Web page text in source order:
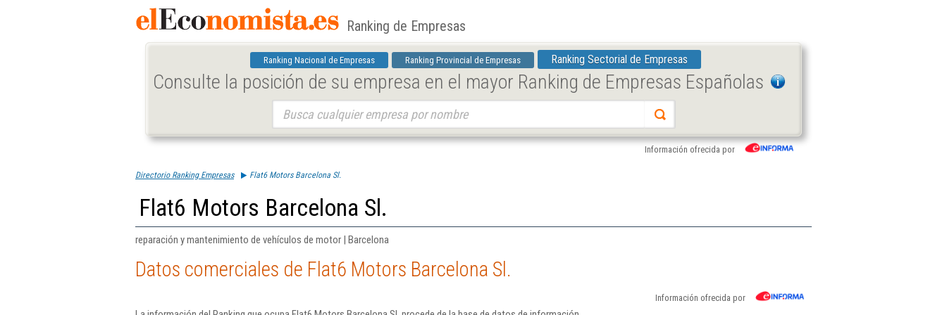
Ranking de Empresas
Ranking Nacional de Empresas Ranking Provincial de Empresas Ranking Sectorial de Empresas
Consulte la posición de su empresa en el mayor Ranking de Empresas Españolas
Información ofrecida por
Directorio Ranking Empresas Flat6 Motors Barcelona Sl.
Flat6 Motors Barcelona Sl.
reparación y mantenimiento de vehículos de motor | Barcelona
Datos comerciales de Flat6 Motors Barcelona Sl.
Información ofrecida por